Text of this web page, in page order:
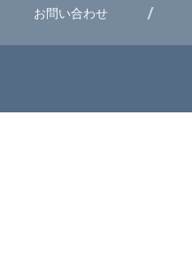
お問い合わせ